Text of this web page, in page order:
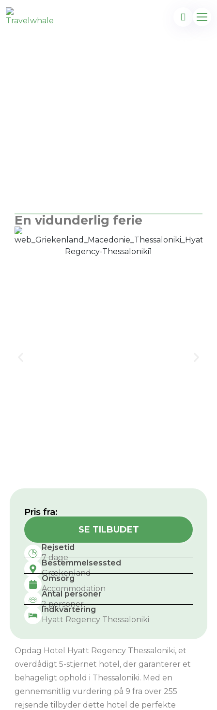
En vidunderlig ferie
Pris fra:
SE TILBUDET
Rejsetid
7 dage
Bestemmelsessted
Grækenland
Omsorg
Accommodation
Antal personer
2 personer
Indkvartering
Hyatt Regency Thessaloniki
Opdag Hotel Hyatt Regency Thessaloniki, et
overdådigt 5-stjernet hotel, der garanterer et
behageligt ophold i Thessaloniki. Med en
gennemsnitlig vurdering på 9 fra over 255
rejsende tilbyder dette hotel de perfekte